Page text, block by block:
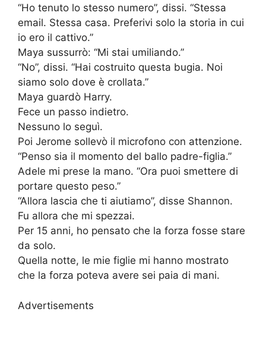
“Ho tenuto lo stesso numero”, dissi. “Stessa
email. Stessa casa. Preferivi solo la storia in cui
io ero il cattivo.”
Maya sussurrò: “Mi stai umiliando.”
“No”, dissi. “Hai costruito questa bugia. Noi
siamo solo dove è crollata.”
Maya guardò Harry.
Fece un passo indietro.
Nessuno lo seguì.
Poi Jerome sollevò il microfono con attenzione.
“Penso sia il momento del ballo padre-figlia.”
Adele mi prese la mano. “Ora puoi smettere di
portare questo peso.”
“Allora lascia che ti aiutiamo”, disse Shannon.
Fu allora che mi spezzai.
Per 15 anni, ho pensato che la forza fosse stare
da solo.
Quella notte, le mie figlie mi hanno mostrato
che la forza poteva avere sei paia di mani.
Advertisements